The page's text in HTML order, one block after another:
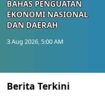
BAHAS PENGUATAN
EKONOMI NASIONAL
DAN DAERAH
3 Aug 2026, 5:00 AM
Berita Terkini